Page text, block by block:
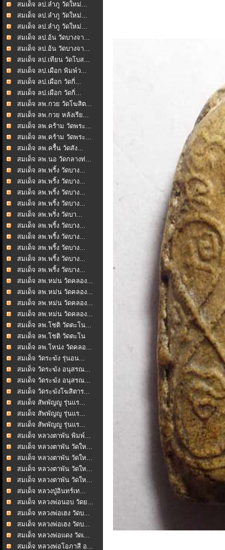
สมเด็จ ลป.ลำภู วัดใหม่...
สมเด็จ ลป.ลำภู วัดใหม่...
สมเด็จ ลป.ลำภู วัดใหม่...
สมเด็จ ลป.อ้น วัดบางจา...
สมเด็จ ลป.อ้น วัดบางจา...
สมเด็จ ลป.เทียน วัดโบส...
สมเด็จ ลป.เผือก พิมพ์ว...
สมเด็จ ลป.เผือก วัดกิ่...
สมเด็จ ลป.เผือก วัดกิ่...
สมเด็จ ลพ.กวย วัดโฆสิต...
สมเด็จ ลพ.กวย หลังเรีย...
สมเด็จ ลพ.คร้าม วัดพระ...
สมเด็จ ลพ.คร้าม วัดพระ...
สมเด็จ ลพ.ครื้น วัดสัง...
สมเด็จ ลพ.นอ วัดกลางท่...
สมเด็จ ลพ.พริ้ง วัดบาง...
สมเด็จ ลพ.พริ้ง วัดบาง...
สมเด็จ ลพ.พริ้ง วัดบาง...
สมเด็จ ลพ.พริ้ง วัดบาง...
สมเด็จ ลพ.พริ่้ง วัดบา...
สมเด็จ ลพ.พริ้ง วัดบาง...
สมเด็จ ลพ.พริ้ง วัดบาง...
สมเด็จ ลพ.พริ้ง วัดบาง...
สมเด็จ ลพ.พริ้ง วัดบาง...
สมเด็จ ลพ.พริ้ง วัดบาง...
สมเด็จ ลพ.หม่น วัดคลอง...
สมเด็จ ลพ.หม่น วัดคลอง...
สมเด็จ ลพ.หม่น วัดคลอง...
สมเด็จ ลพ.หม่น วัดคลอง...
สมเด็จ ลพ.โชติ วัดตะโน...
สมเด็จ ลพ.โชติ วัดตะโน
สมเด็จ ลพ.โหน่ง วัดคลอ...
สมเด็จ วัดระฆัง รุ่นอน...
สมเด็จ วัดระฆัง อนุสรณ...
สมเด็จ วัดระฆัง อนุสรณ...
สมเด็จ วัดระฆังโฆสิตาร...
สมเด็จ สัพพัญญู รุ่นแร...
สมเด็จ สัพพัญญู รุ่นแร...
สมเด็จ สัพพัญญู รุ่นแร...
สมเด็จ หลวงตาพัน พิมพ์...
สมเด็จ หลวงตาพัน วัดให...
สมเด็จ หลวงตาพัน วัดให...
สมเด็จ หลวงตาพัน วัดให...
สมเด็จ หลวงตาพัน วัดให...
สมเด็จ หลวงปู่อินทร์เท...
สมเด็จ หลวงพ่อนอบ วัดย...
สมเด็จ หลวงพ่อเฮง วัดบ...
สมเด็จ หลวงพ่อเฮง วัดบ...
สมเด็จ หลวงพ่อแดง วัดเ...
สมเด็จ หลวงพ่อโอภาสี อ...